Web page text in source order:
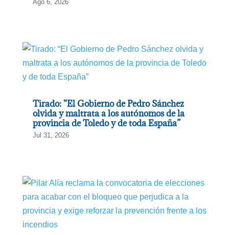
Ago 6, 2026
Tirado: “El Gobierno de Pedro Sánchez
olvida y maltrata a los autónomos de la
provincia de Toledo y de toda España”
Jul 31, 2026